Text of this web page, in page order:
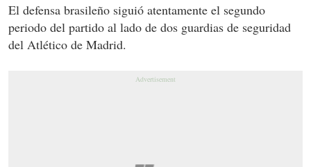
El defensa brasileño siguió atentamente el segundo
periodo del partido al lado de dos guardias de seguridad
del Atlético de Madrid.